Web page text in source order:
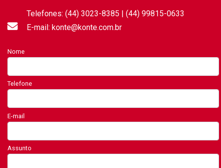
Telefones: (44) 3023-8385 | (44) 99815-0633
E-mail: konte@konte.com.br
Nome
Telefone
E-mail
Assunto